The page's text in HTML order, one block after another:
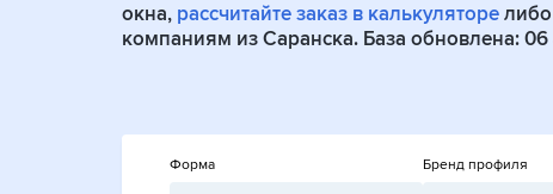
окна, рассчитайте заказ в калькуляторе
компаниям из Саранска. База обновлена: 06
Форма Бренд профиля